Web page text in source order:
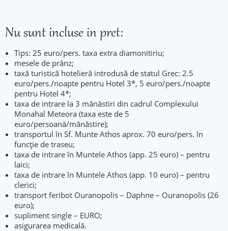
Nu sunt incluse in pret:
Tips: 25 euro/pers. taxa extra diamonitiriu;
mesele de prânz;
taxă turistică hotelieră introdusă de statul Grec: 2.5
euro/pers./noapte pentru Hotel 3*, 5 euro/pers./noapte
pentru Hotel 4*;
taxa de intrare la 3 mănăstiri din cadrul Complexului
Monahal Meteora (taxa este de 5
euro/persoană/mănăstire);
transportul în Sf. Munte Athos aprox. 70 euro/pers. în
funcție de traseu;
taxa de intrare în Muntele Athos (app. 25 euro) – pentru
laici;
taxa de intrare în Muntele Athos (app. 10 euro) – pentru
clerici;
transport feribot Ouranopolis – Daphne – Ouranopolis (26
euro);
supliment single – EURO;
asigurarea medicală.